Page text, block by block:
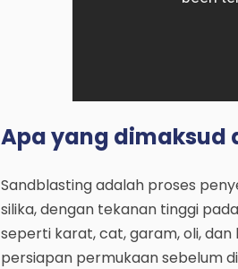
Apa yang dimaksud
Sandblasting adalah proses
silika, dengan tekanan tinggi
seperti karat, cat, garam, oli,
persiapan permukaan sebelum